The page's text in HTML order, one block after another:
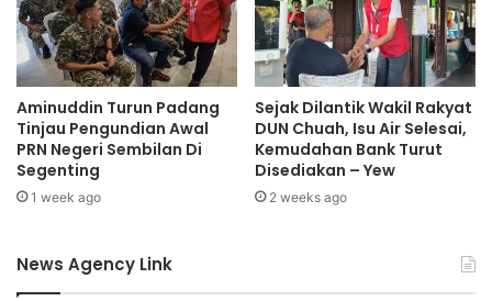
Akmal Nasir
e
r
i
a
p
a
n
A
l
h
i
r
p
e
m
b
a
h
u
a
Aminuddin Turun Padang
Tinjau Pengundian Awal
PRN Negeri Sembilan Di
Segenting
1 week ago
Sejak Dilantik Wakil Rakyat
DUN Chuah, Isu Air Selesai,
Kemudahan Bank Turut
Disediakan – Yew
2 weeks ago
News Agency Link